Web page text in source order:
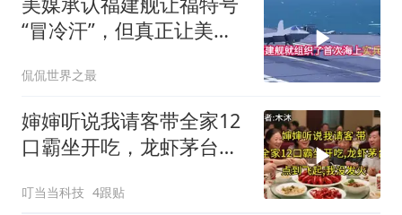
“冒冷汗”，但真正让美国
侃侃世界之最
婶婶听说我请客带全家12
口霸坐开吃，龙虾茅台点
叮当当科技 4跟贴